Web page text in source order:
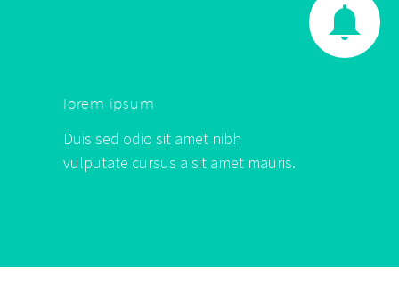


lorem ipsum
Duis sed odio sit amet nibh
vulputate cursus a sit amet mauris.